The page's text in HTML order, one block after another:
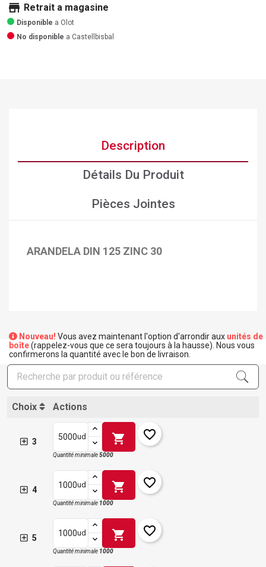
store Retrait a magasine
Disponible a Olot
No disponible a Castellbisbal
Description
Détails Du Produit
Pièces Jointes
ARANDELA DIN 125 ZINC 30
Nouveau! Vous avez maintenant l'option d'arrondir aux unités de
boîte(rappelez-vous que ce sera toujours à la hausse). Nous vous
confirmerons la quantité avec le bon de livraison.
Choix Actions
3
ud shopping_cart favorite_border
Quantité minimale5000
4
ud shopping_cart favorite_border
Quantité minimale 1000
5
ud shopping_cart favorite_border
Quantité minimale 1000